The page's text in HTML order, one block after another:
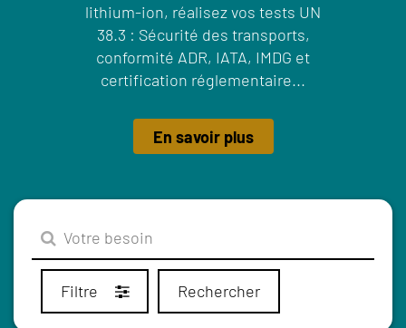
lithium-ion, réalisez vos tests UN
38.3 : Sécurité des transports,
conformité ADR, IATA, IMDG et
certification réglementaire...
En savoir plus
Filtre Rechercher